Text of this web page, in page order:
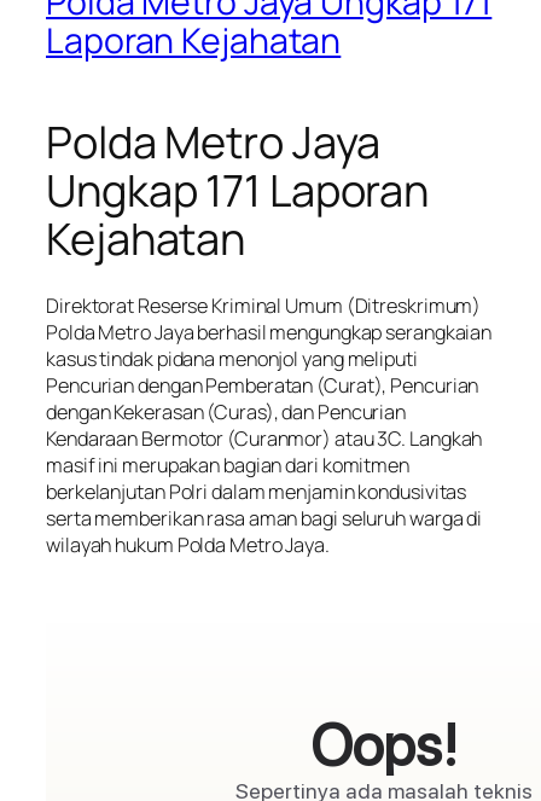
Laporan Kejahatan
Polda Metro Jaya
Ungkap 171 Laporan
Kejahatan
Direktorat Reserse Kriminal Umum (Ditreskrimum)
Polda Metro Jaya berhasil mengungkap serangkaian
kasus tindak pidana menonjol yang meliputi
Pencurian dengan Pemberatan (Curat), Pencurian
dengan Kekerasan (Curas), dan Pencurian
Kendaraan Bermotor (Curanmor) atau 3C. Langkah
masif ini merupakan bagian dari komitmen
berkelanjutan Polri dalam menjamin kondusivitas
serta memberikan rasa aman bagi seluruh warga di
wilayah hukum Polda Metro Jaya.